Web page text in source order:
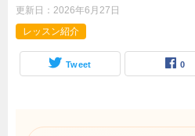
更新日： 2026年6月27日
レッスン紹介
Tweet 0